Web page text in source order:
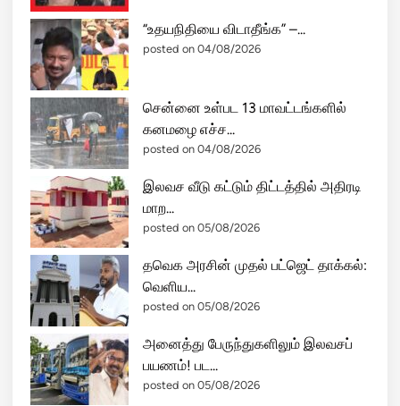
“உதயநிதியை விடாதீங்க” –...
posted on 04/08/2026
சென்னை உள்பட 13 மாவட்டங்களில்
கனமழை எச்ச...
posted on 04/08/2026
இலவச வீடு கட்டும் திட்டத்தில் அதிரடி
மாற...
posted on 05/08/2026
தவெக அரசின் முதல் பட்ஜெட் தாக்கல்:
வெளிய...
posted on 05/08/2026
அனைத்து பேருந்துகளிலும் இலவசப்
பயணம்! பட...
posted on 05/08/2026